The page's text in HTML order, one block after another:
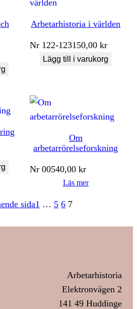
Arbetarhistoria i världen
Nr 122-123150,00kr
Lägg till i varukorg
Om
arbetarrörelseforskning
Nr 00540,00kr
Läs mer
sida1 … 5 6 7
Arbetarhistoria
Elektronvägen 2
141 49 Huddinge